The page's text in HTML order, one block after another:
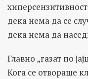
дека нема да се
дека нема да
Главно „газат по
Кога се отвораше